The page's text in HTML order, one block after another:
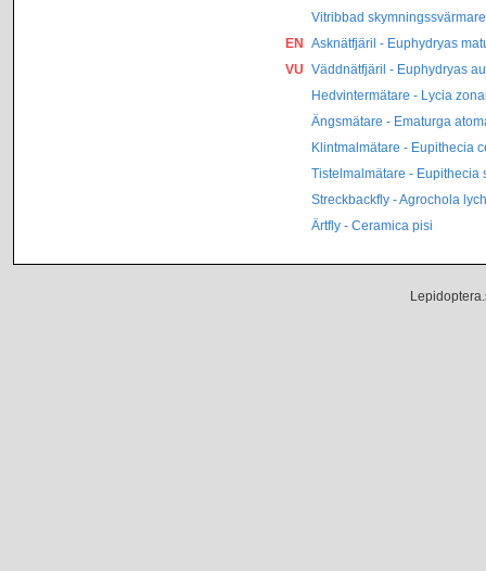
Vitribbad
EN Asknätfjäril - Euphydryas
VU Väddnätfjäril - Euphydryas
Hedvintermätare - Lycia
Ängsmätare - Ematurga
Klintmalmätare - Eupithecia
Tistelmalmätare - Eupithecia
Streckbackfly - Agrochola
Ärtfly - Ceramica pisi